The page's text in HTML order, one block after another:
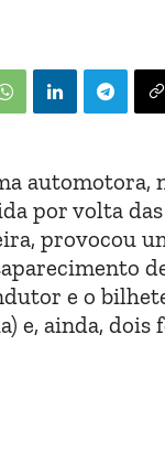
automotora,
por volta das
provocou
e o
e, ainda, dois